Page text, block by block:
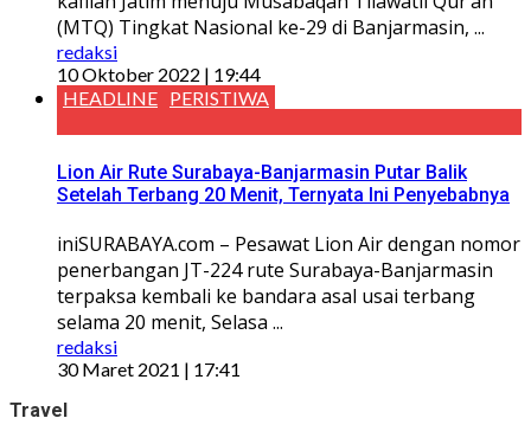
(MTQ) Tingkat Nasional ke-29 di Banjarmasin, ...
redaksi
10 Oktober 2022 | 19:44
HEADLINE PERISTIWA
Lion Air Rute Surabaya-Banjarmasin Putar Balik
Setelah Terbang 20 Menit, Ternyata Ini Penyebabnya
iniSURABAYA.com – Pesawat Lion Air dengan nomor
penerbangan JT-224 rute Surabaya-Banjarmasin
terpaksa kembali ke bandara asal usai terbang
selama 20 menit, Selasa ...
redaksi
30 Maret 2021 | 17:41
Travel